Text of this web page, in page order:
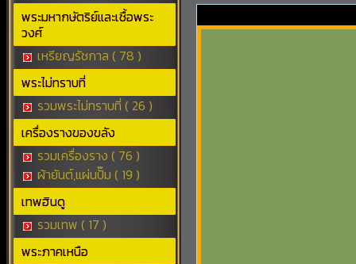
พระมหากษัตริย์และเชื้อพระ
วงศ์
เหรียญรัชกาล ( 78 )
พระไม่ทราบที่
รวมพระไม่ทราบที่ ( 26 )
เครื่องรางของขลัง
รวมเครื่องราง ( 76 )
ผ้ายันต์,แผ่นปั๊ม ( 19 )
เทพฮินดู
รวมเทพ ( 17 )
พระภาคเหนือ